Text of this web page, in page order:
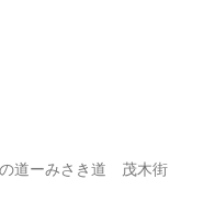
道ーみさき道 茂木街